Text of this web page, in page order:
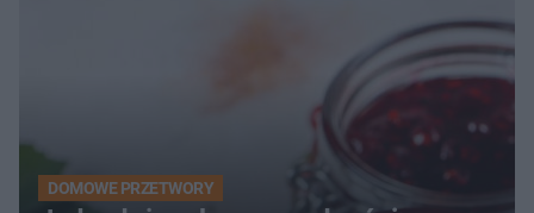
DOMOWE PRZETWORY